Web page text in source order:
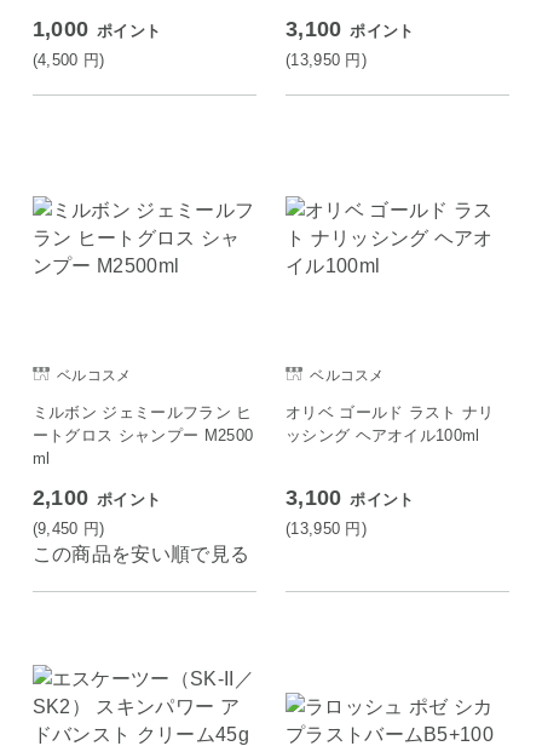
1,000 ポイント
(4,500 円)
3,100 ポイント
(13,950 円 )
ベルコスメ
ミルボン ジェミールフラン ヒ
ートグロス シャンプー M2500
ml
2,100 ポイント
(9,450 円)
この商品を安い順で見る
ベルコスメ
オリベ ゴールド ラスト ナリ
ッシング ヘアオイル100ml
3,100 ポイント
(13,950 円 )